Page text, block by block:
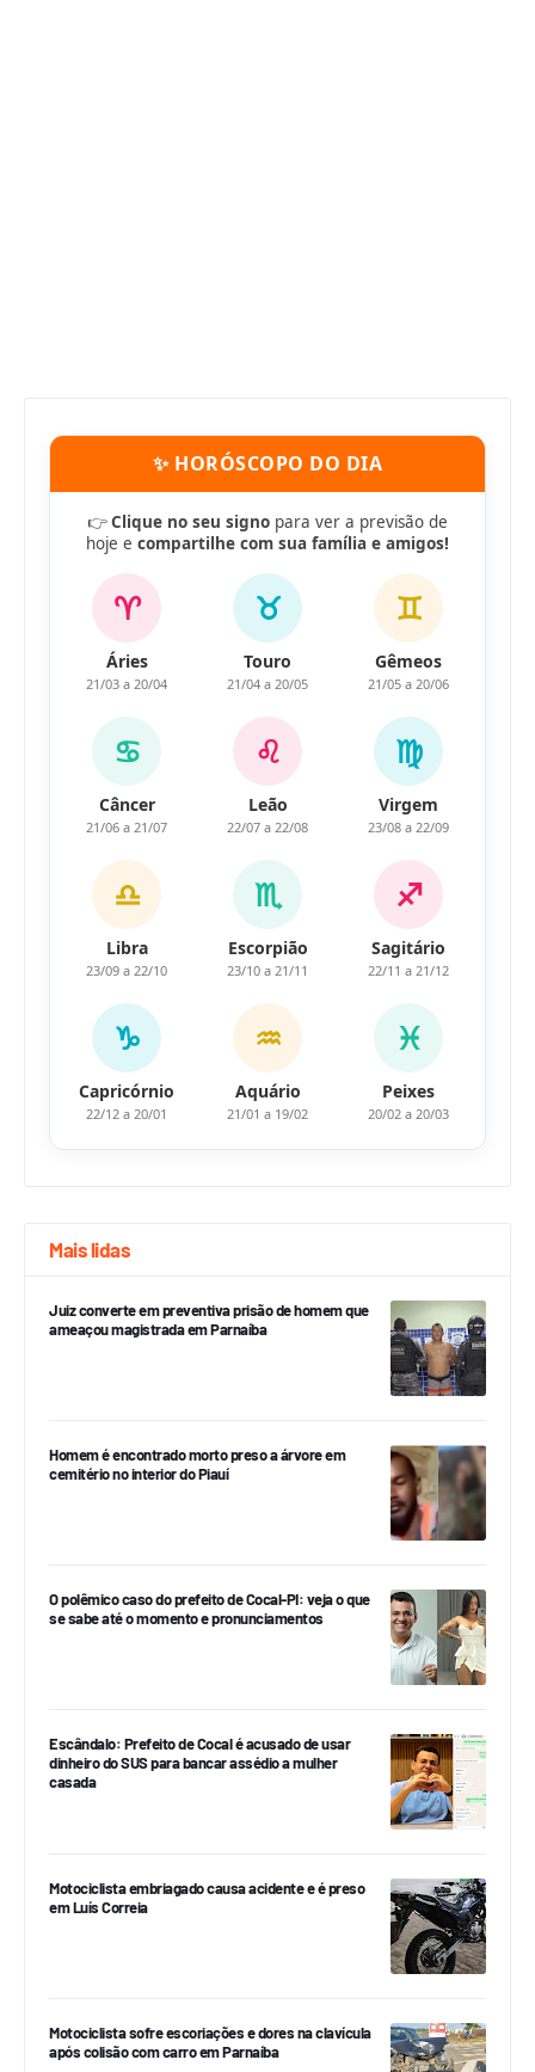
✨ HORÓSCOPO DO DIA
👉Clique no seu signo para ver a previsão de
hoje e compartilhe com sua família e amigos!
♈
Áries
21/03 a 20/04
♉
Touro
21/04 a 20/05
♊
Gêmeos
21/05 a 20/06
♋
Câncer
21/06 a 21/07
♌
Leão
22/07 a 22/08
♍
Virgem
23/08 a 22/09
♎
Libra
23/09 a 22/10
♏
Escorpião
23/10 a 21/11
♐
Sagitário
22/11 a 21/12
♑
Capricórnio
22/12 a 20/01
♒
Aquário
21/01 a 19/02
♓
Peixes
20/02 a 20/03
Mais lidas
Juiz converte em preventiva prisão de homem que
ameaçou magistrada em Parnaíba
Homem é encontrado morto preso a árvore em
cemitério no interior do Piauí
O polêmico caso do prefeito de Cocal-PI: veja o que
se sabe até o momento e pronunciamentos
Escândalo: Prefeito de Cocal é acusado de usar
dinheiro do SUS para bancar assédio a mulher
casada
Motociclista embriagado causa acidente e é preso
em Luís Correia
Motociclista sofre escoriações e dores na clavícula
após colisão com carro em Parnaíba